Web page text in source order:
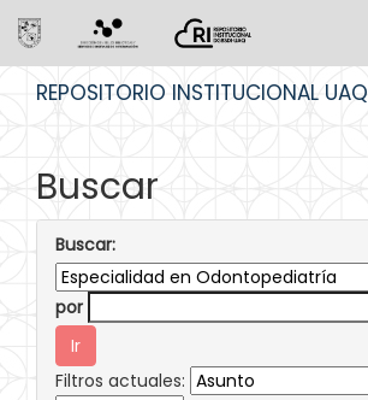
REPOSITORIO INSTITUCIONAL UAQ
Buscar
Buscar:
por
Filtros actuales: